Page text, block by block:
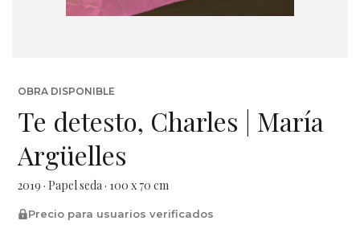
OBRA DISPONIBLE
Te detesto, Charles | María
Argüelles
2019 · Papel seda · 100 x 70 cm
Precio para usuarios verificados